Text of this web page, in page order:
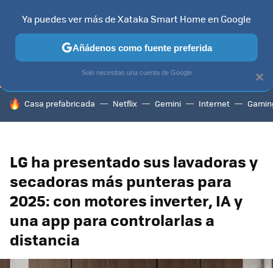
TELEVISORES CONTENIDOS SMART TV SELECCIÓN
HOY SE HABLA DE
Casa prefabricada Netflix Gemini Internet
LG ha presentado sus lavadoras y
secadoras más punteras para
2025: con motores inverter, IA y
una app para controlarlas a
distancia
×
Ya puedes ver más de Xataka Smart Home en Google
Añádenos como fuente preferida
Solo necesitas una cuenta de Google